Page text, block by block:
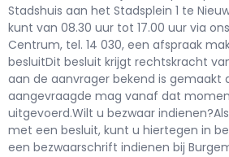
Stadshuis aan het Stadsplein 1 te
kunt van 08.30 uur tot 17.00 uur via
Centrum, tel. 14 030, een afspraak
besluitDit besluit krijgt rechtskracht
aan de aanvrager bekend is gemaakt
aangevraagde mag vanaf dat
uitgevoerd.Wilt u bezwaar
met een besluit, kunt u hiertegen in
een bezwaarschrift indienen bij